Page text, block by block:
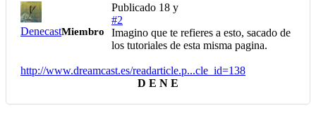
DenecastMiembro
Publicado 18 y
#2
Imagino que te refieres a esto, sacado de
los tutoriales de esta misma pagina.
http://www.dreamcast.es/readarticle.p...cle_id=138
D E N E